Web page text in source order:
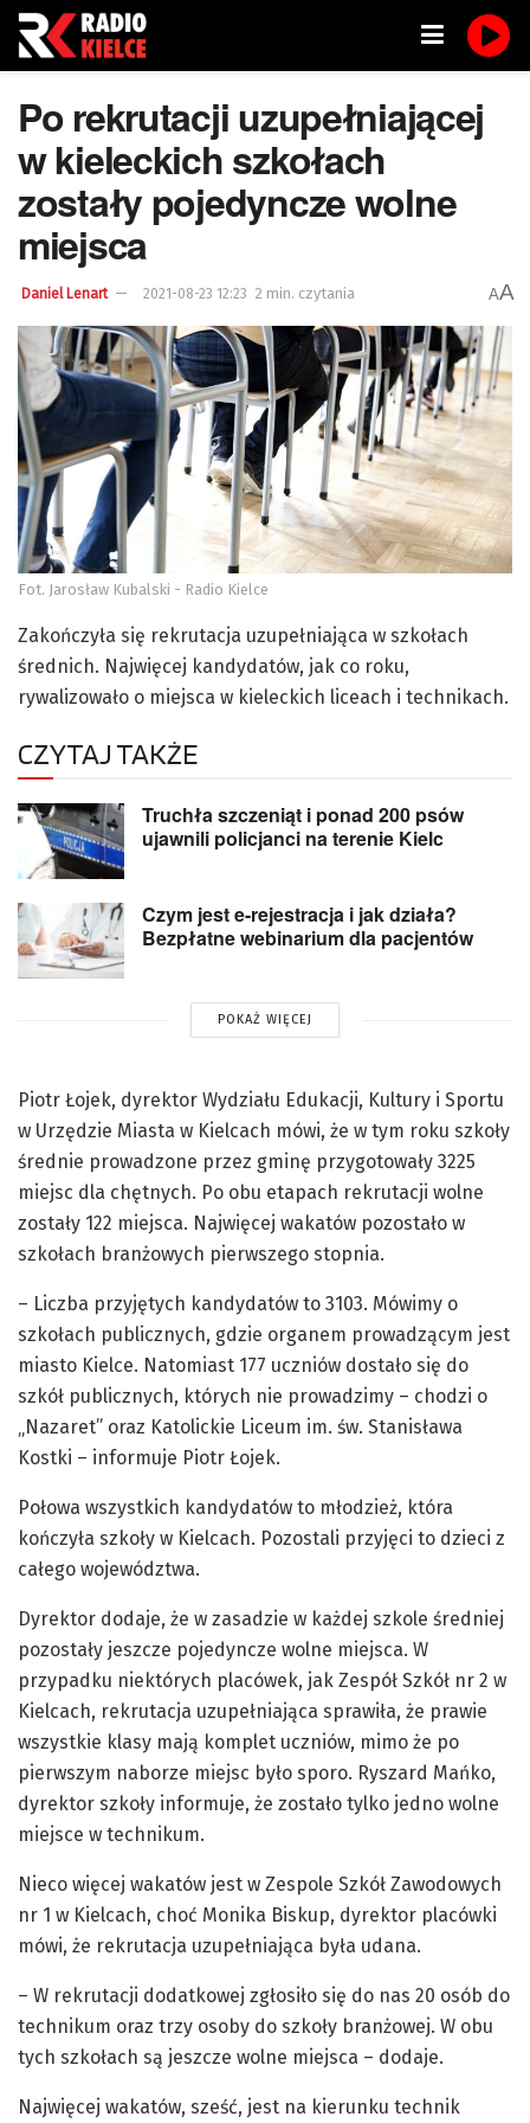
Po rekrutacji uzupełniającej
w kieleckich szkołach
zostały pojedyncze wolne
miejsca
Daniel Lenart 2021-08-23 12:23 2 min. czytania AA
Fot. Jarosław Kubalski - Radio Kielce
Zakończyła się rekrutacja uzupełniająca w szkołach
średnich. Najwięcej kandydatów, jak co roku,
rywalizowało o miejsca w kieleckich liceach i technikach.
CZYTAJ TAKŻE
Truchła szczeniąt i ponad 200 psów
ujawnili policjanci na terenie Kielc
Czym jest e-rejestracja i jak działa?
Bezpłatne webinarium dla pacjentów
POKAŻ WIĘCEJ
Piotr Łojek, dyrektor Wydziału Edukacji, Kultury i Sportu
w Urzędzie Miasta w Kielcach mówi, że w tym roku szkoły
średnie prowadzone przez gminę przygotowały 3225
miejsc dla chętnych. Po obu etapach rekrutacji wolne
zostały 122 miejsca. Najwięcej wakatów pozostało w
szkołach branżowych pierwszego stopnia.
– Liczba przyjętych kandydatów to 3103. Mówimy o
szkołach publicznych, gdzie organem prowadzącym jest
miasto Kielce. Natomiast 177 uczniów dostało się do
szkół publicznych, których nie prowadzimy – chodzi o
„Nazaret” oraz Katolickie Liceum im. św. Stanisława
Kostki – informuje Piotr Łojek.
Połowa wszystkich kandydatów to młodzież, która
kończyła szkoły w Kielcach. Pozostali przyjęci to dzieci z
całego województwa.
Dyrektor dodaje, że w zasadzie w każdej szkole średniej
pozostały jeszcze pojedyncze wolne miejsca. W
przypadku niektórych placówek, jak Zespół Szkół nr 2 w
Kielcach, rekrutacja uzupełniająca sprawiła, że prawie
wszystkie klasy mają komplet uczniów, mimo że po
pierwszym naborze miejsc było sporo. Ryszard Mańko,
dyrektor szkoły informuje, że zostało tylko jedno wolne
miejsce w technikum.
Nieco więcej wakatów jest w Zespole Szkół Zawodowych
nr 1 w Kielcach, choć Monika Biskup, dyrektor placówki
mówi, że rekrutacja uzupełniająca była udana.
– W rekrutacji dodatkowej zgłosiło się do nas 20 osób do
technikum oraz trzy osoby do szkoły branżowej. W obu
tych szkołach są jeszcze wolne miejsca – dodaje.
Najwięcej wakatów, sześć, jest na kierunku technik